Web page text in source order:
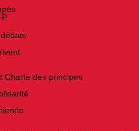
Charte des principes